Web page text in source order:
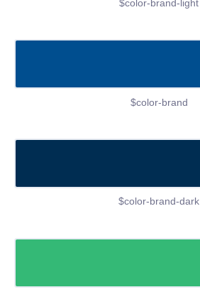
$color-brand-light
$color-brand
$color-brand-dark